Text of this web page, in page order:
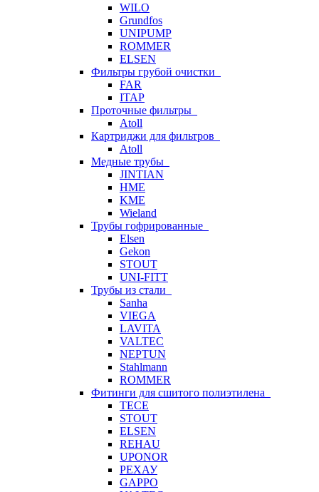
WILO
Grundfos
UNIPUMP
ROMMER
ELSEN
Фильтры грубой очистки
FAR
ITAP
Проточные фильтры
Atoll
Картриджи для фильтров
Atoll
Медные трубы
JINTIAN
HME
KME
Wieland
Трубы гофрированные
Elsen
Gekon
STOUT
UNI-FITT
Трубы из стали
Sanha
VIEGA
LAVITA
VALTEC
NEPTUN
Stahlmann
ROMMER
Фитинги для сшитого полиэтилена
TECE
STOUT
ELSEN
REHAU
UPONOR
РЕХАУ
GAPPO